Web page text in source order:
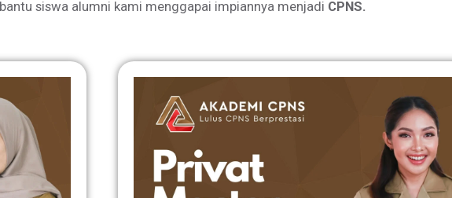
siswa alumni kami menggapai impiannya menjadi CPNS.